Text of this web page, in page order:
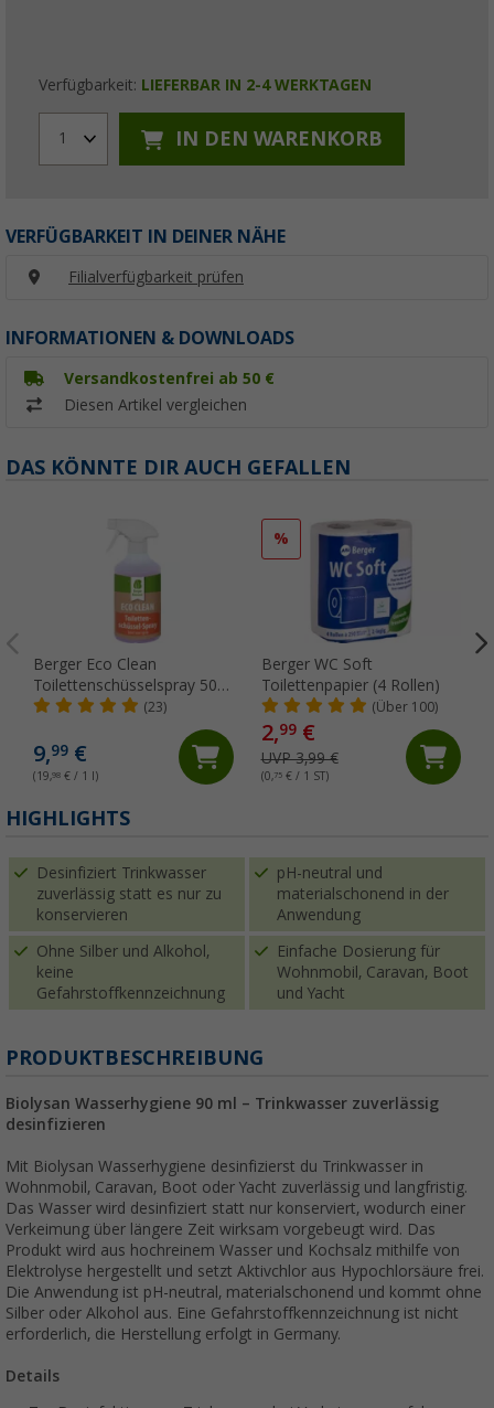
Verfügbarkeit: LIEFERBAR IN 2-4 WERKTAGEN
1 IN DEN WARENKORB
VERFÜGBARKEIT IN DEINER NÄHE
Filialverfügbarkeit prüfen
INFORMATIONEN & DOWNLOADS
Versandkostenfrei ab 50 €
Diesen Artikel vergleichen
DAS KÖNNTE DIR AUCH GEFALLEN
Berger Eco Clean
Toilettenschüsselspray 500
ml
(23)
9,99 €
(19,98 € / 1 l)
%
Berger WC Soft
Toilettenpapier (4 Rollen)
(Über 100)
2,99€
UVP 3,99 €
(0,75€ / 1 ST)
HIGHLIGHTS
Desinfiziert Trinkwasser
zuverlässig statt es nur zu
konservieren
pH-neutral und
materialschonend in der
Anwendung
Ohne Silber und Alkohol,
keine
Gefahrstoffkennzeichnung
Einfache Dosierung für
Wohnmobil, Caravan, Boot
und Yacht
PRODUKTBESCHREIBUNG
Biolysan Wasserhygiene 90 ml – Trinkwasser zuverlässig
desinfizieren
Mit Biolysan Wasserhygiene desinfizierst du Trinkwasser in
Wohnmobil, Caravan, Boot oder Yacht zuverlässig und langfristig.
Das Wasser wird desinfiziert statt nur konserviert, wodurch einer
Verkeimung über längere Zeit wirksam vorgebeugt wird. Das
Produkt wird aus hochreinem Wasser und Kochsalz mithilfe von
Elektrolyse hergestellt und setzt Aktivchlor aus Hypochlorsäure frei.
Die Anwendung ist pH-neutral, materialschonend und kommt ohne
Silber oder Alkohol aus. Eine Gefahrstoffkennzeichnung ist nicht
erforderlich, die Herstellung erfolgt in Germany.
Details